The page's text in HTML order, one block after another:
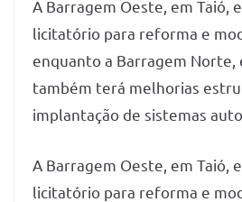
A Barragem Oeste, em Taió,
licitatório para reforma e
enquanto a Barragem Norte,
também terá melhorias
implantação de sistemas
A Barragem Oeste, em Taió,
licitatório para reforma e